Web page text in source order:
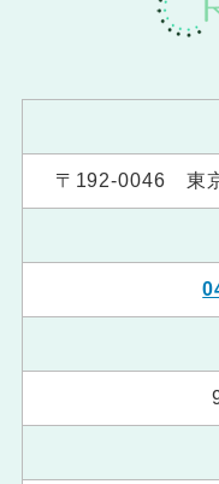
〒192-0046 東